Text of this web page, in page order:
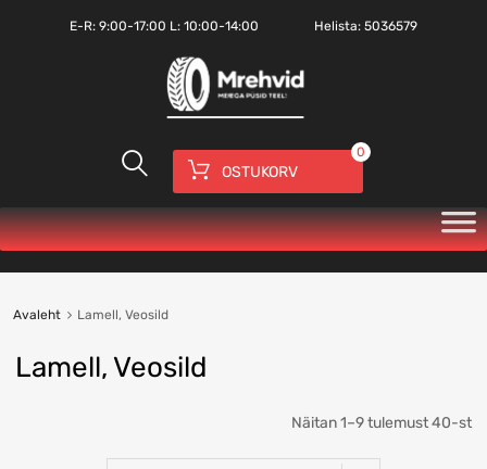
E-R: 9:00-17:00 L: 10:00-14:00 Helista:5036579
OSTUKORV
0
Avaleht Lamell, Veosild
Lamell, Veosild
Näitan 1–9 tulemust 40-st